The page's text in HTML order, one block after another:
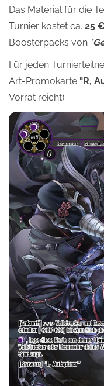
Das Material für die
Turnier kostet ca. 25
Boosterpacks von "
Für jeden
Art-Promokarte "R,
Vorrat reicht).